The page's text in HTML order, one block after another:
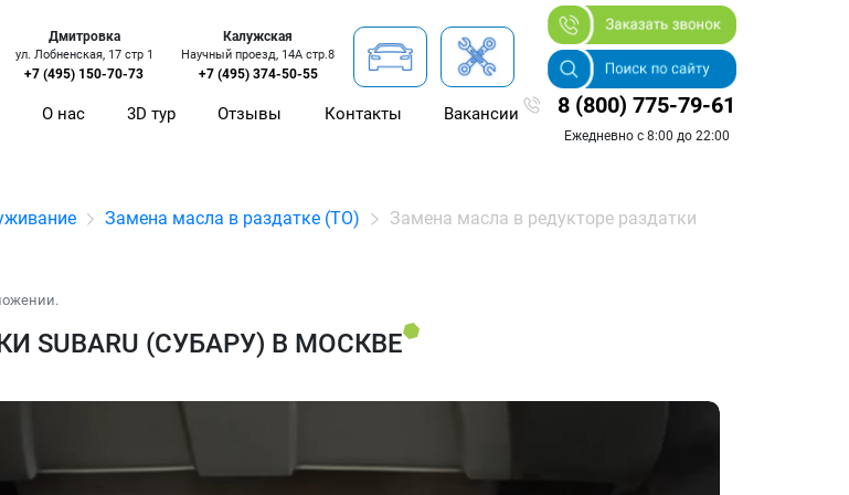
Дмитровка
ул. Лобненская, 17 стр 1
+7 (495) 150-70-73
Калужская
Научный проезд, 14А стр.8
+7 (495) 374-50-55
О нас 3D тур Отзывы Контакты Вакансии 8 (800) 775-79-61
Ежедневно с 8:00 до 22:00
Замена масла в раздатке (ТО) Замена масла в редукторе раздатки
SUBARU (СУБАРУ) В МОСКВЕ